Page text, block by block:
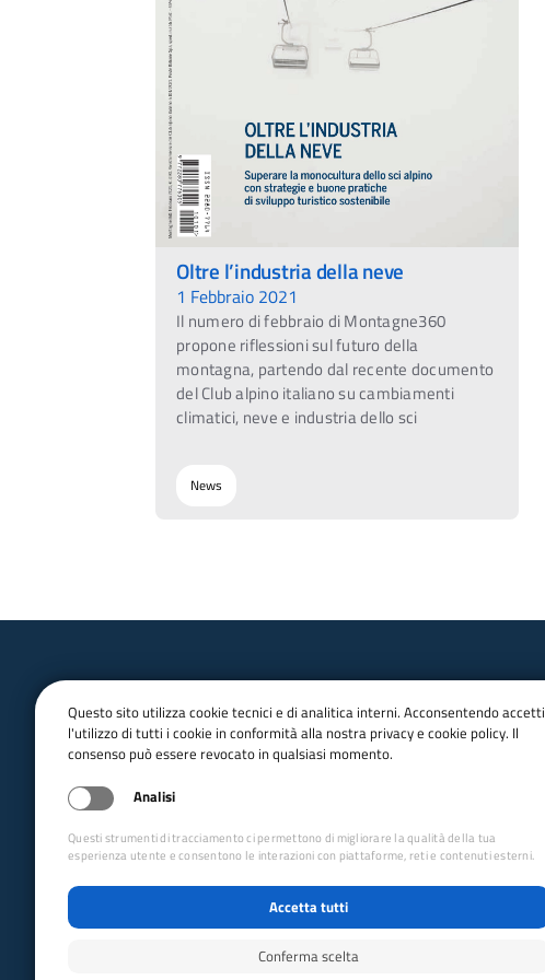
Oltre l’industria della neve
1 Febbraio 2021
Il numero di febbraio di Montagne360
propone riflessioni sul futuro della
montagna, partendo dal recente documento
del Club alpino italiano su cambiamenti
climatici, neve e industria dello sci
News
P.IVA 03654880156
Via Petrella 19 - 20124 Milano
seguici su
Questo sito utilizza cookie tecnici e di analitica interni. Acconsentendo accetti
l'utilizzo di tutti i cookie in conformità alla nostra privacy e cookie policy. Il
consenso può essere revocato in qualsiasi momento.
Analisi
Questi strumenti di tracciamento ci permettono di migliorare la qualità della tua
esperienza utente e consentono le interazioni con piattaforme, reti e contenuti esterni.
Accetta tutti
Conferma scelta